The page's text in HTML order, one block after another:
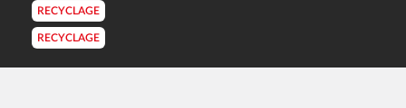
RECYCLAGE
RECYCLAGE